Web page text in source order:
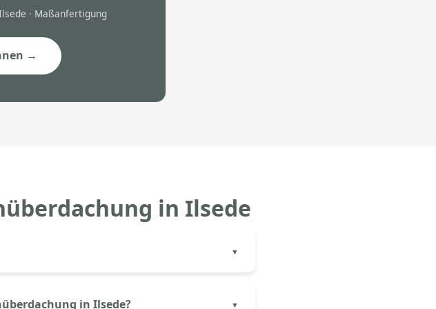
· Maßanfertigung
→
in Ilsede
(Glas oder Polycarbonat) und
in Ilsede?